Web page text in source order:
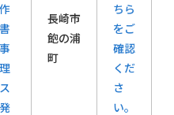
長崎市
飽の浦
町
ちら
をご
確認
くだ
さ
い。